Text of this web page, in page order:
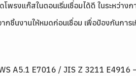
พรงแก๊สในตอนเริ่มเชื่อมได้ดี ในระหว่าง
ชิ้นงานให้หมดก่อนเชื่อม เพื่อป้องกันการ
A5.1 E7016 / JIS Z 3211 E4916